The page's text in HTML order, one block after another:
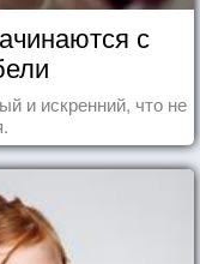
с
и искренний, что не